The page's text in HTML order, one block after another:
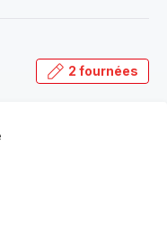
2 fournées